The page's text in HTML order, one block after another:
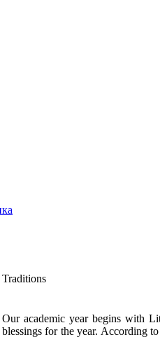
Traditions
Our academic year begins with
blessings for the year. According